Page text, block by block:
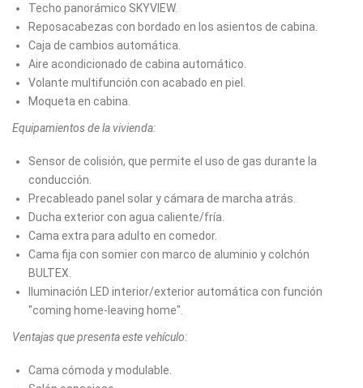
Techo panorámico SKYVIEW.
Reposacabezas con bordado en los asientos de cabina.
Caja de cambios automática.
Aire acondicionado de cabina automático.
Volante multifunción con acabado en piel.
Moqueta en cabina.
Equipamientos de la vivienda:
Sensor de colisión, que permite el uso de gas durante la
conducción.
Precableado panel solar y cámara de marcha atrás.
Ducha exterior con agua caliente/fría.
Cama extra para adulto en comedor.
Cama fija con somier con marco de aluminio y colchón
BULTEX.
Iluminación LED interior/exterior automática con función
"coming home-leaving home".
Ventajas que presenta este vehículo:
Cama cómoda y modulable.